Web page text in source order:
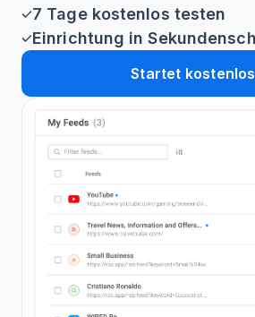
7 Tage kostenlos testen
Einrichtung in
Startet kostenlos